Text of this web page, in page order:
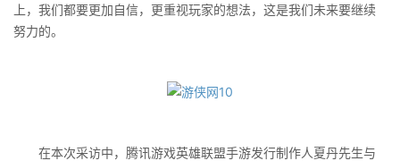
上，我们都要更加自信，更重视玩家的想法，这是我们未来要继续
努力的。
在本次采访中，腾讯游戏英雄联盟手游发行制作人夏丹先生与